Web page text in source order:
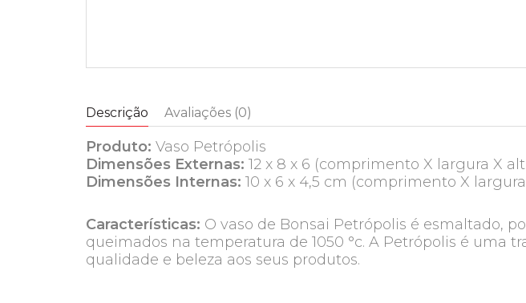
Descrição Avaliações (0)
Produto: Vaso Petrópolis
Dimensões Externas: 12 x 8 x 6 (comprimento X largura X
Dimensões Internas: 10 x 6 x 4,5 cm (comprimento X
Características: O vaso de Bonsai Petrópolis é esmaltado,
queimados na temperatura de 1050 °c. A Petrópolis é uma
qualidade e beleza aos seus produtos.